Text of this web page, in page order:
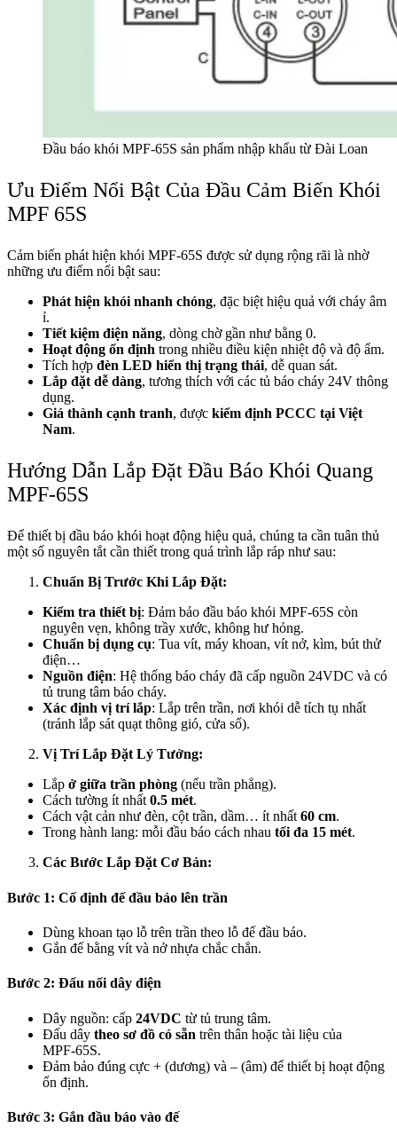
Đầu báo khói MPF-65S sản phẩm nhập khẩu từ Đài Loan
Ưu Điểm Nổi Bật Của Đầu Cảm Biến Khói
MPF 65S
Cảm biến phát hiện khói MPF-65S được sử dụng rộng rãi là nhờ
những ưu điểm nổi bật sau:
Phát hiện khói nhanh chóng, đặc biệt hiệu quả với cháy âm
ỉ.
Tiết kiệm điện năng, dòng chờ gần như bằng 0.
Hoạt động ổn định trong nhiều điều kiện nhiệt độ và độ ẩm.
Tích hợp đèn LED hiển thị trạng thái, dễ quan sát.
Lắp đặt dễ dàng, tương thích với các tủ báo cháy 24V thông
dụng.
Giá thành cạnh tranh, được kiểm định PCCC tại Việt
Nam.
Hướng Dẫn Lắp Đặt Đầu Báo Khói Quang
MPF‑65S
Để thiết bị đầu báo khói hoạt động hiệu quả, chúng ta cần tuân thủ
một số nguyên tắt cần thiết trong quá trình lắp ráp như sau:
Chuẩn Bị Trước Khi Lắp Đặt:
Kiểm tra thiết bị: Đảm bảo đầu báo khói MPF‑65S còn
nguyên vẹn, không trầy xước, không hư hỏng.
Chuẩn bị dụng cụ: Tua vít, máy khoan, vít nở, kìm, bút thử
điện…
Nguồn điện: Hệ thống báo cháy đã cấp nguồn 24VDC và có
tủ trung tâm báo cháy.
Xác định vị trí lắp: Lắp trên trần, nơi khói dễ tích tụ nhất
(tránh lắp sát quạt thông gió, cửa sổ).
Vị Trí Lắp Đặt Lý Tưởng:
Lắp ở giữa trần phòng (nếu trần phẳng).
Cách tường ít nhất0.5 mét.
Cách vật cản như đèn, cột trần, dầm… ít nhất60 cm.
Trong hành lang: mỗi đầu báo cách nhau tối đa 15 mét.
Các Bước Lắp Đặt Cơ Bản:
Bước 1: Cố định đế đầu báo lên trần
Dùng khoan tạo lỗ trên trần theo lỗ đế đầu báo.
Gắn đế bằng vít và nở nhựa chắc chắn.
Bước 2: Đấu nối dây điện
Dây nguồn: cấp 24VDC từ tủ trung tâm.
Đấu dây theo sơ đồ có sẵn trên thân hoặc tài liệu của
MPF‑65S.
Đảm bảo đúng cực + (dương) và – (âm) để thiết bị hoạt động
ổn định.
Bước 3: Gắn đầu báo vào đế